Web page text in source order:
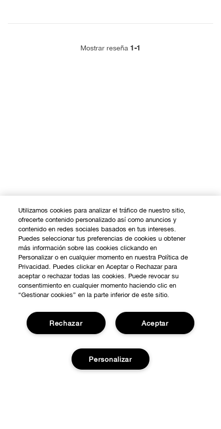
Mostrar reseña 1-1
Utilizamos cookies para analizar el tráfico de nuestro sitio,
ofrecerte contenido personalizado así como anuncios y
contenido en redes sociales basados en tus intereses.
Puedes seleccionar tus preferencias de cookies u obtener
más información sobre las cookies clickando en
Personalizar o en cualquier momento en nuestra Política de
Privacidad. Puedes clickar en Aceptar o Rechazar para
aceptar o rechazar todas las cookies. Puede revocar su
consentimiento en cualquier momento haciendo clic en
“Gestionar cookies” en la parte inferior de este sitio.
Aceptar
Rechazar
Personalizar